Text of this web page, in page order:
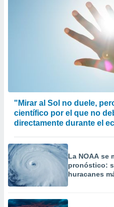
"Mirar al Sol no duele,
científico por el que no
directamente durante el
La NOAA se
pronóstico:
huracanes